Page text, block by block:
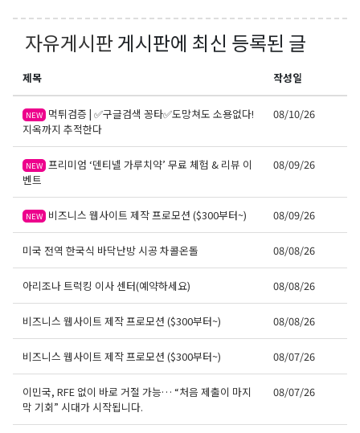
자유게시판게시판에 최신 등록된 글
제목 작성일
NEW 먹튀검증 | ✅구글검색 꽁타✅도망쳐도 소용없다!
지옥까지 추적한다
08/10/26
NEW 프리미엄 ‘덴티넬 가루치약’ 무료 체험 & 리뷰 이
벤트
08/09/26
NEW 비즈니스 웹사이트 제작 프로모션 ($300부터~) 08/09/26
미국 전역 한국식 바닥난방 시공 차콜온돌 08/08/26
아리조나 트럭킹 이사 센터(예약하세요) 08/08/26
비즈니스 웹사이트 제작 프로모션 ($300부터~) 08/08/26
비즈니스 웹사이트 제작 프로모션 ($300부터~) 08/07/26
이민국, RFE 없이 바로 거절 가능… “처음 제출이 마지
막 기회” 시대가 시작됩니다.
08/07/26